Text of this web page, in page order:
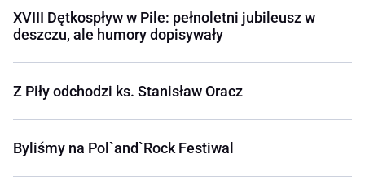
XVIII Dętkospływ w Pile: pełnoletni jubileusz w
deszczu, ale humory dopisywały
Z Piły odchodzi ks. Stanisław Oracz
Byliśmy na Pol`and`Rock Festiwal